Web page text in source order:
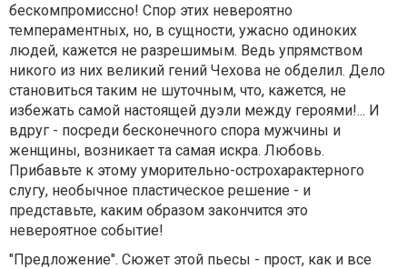
бескомпромиссно! Спор этих невероятно
темпераментных, но, в сущности, ужасно одиноких
людей, кажется не разрешимым. Ведь упрямством
никого из них великий гений Чехова не обделил. Дело
становиться таким не шуточным, что, кажется, не
избежать самой настоящей дуэли между героями!... И
вдруг - посреди бесконечного спора мужчины и
женщины, возникает та самая искра. Любовь.
Прибавьте к этому уморительно-острохарактерного
слугу, необычное пластическое решение - и
представьте, каким образом закончится это
невероятное событие!
"Предложение". Сюжет этой пьесы - прост, как и все